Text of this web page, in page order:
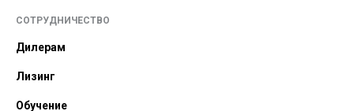
СОТРУДНИЧЕСТВО
Дилерам
Лизинг
Обучение